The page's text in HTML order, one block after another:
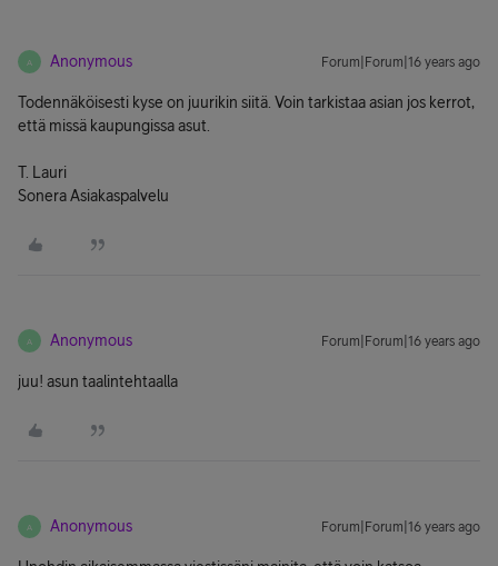
A Anonymous Forum|Forum|16 years ago
Todennäköisesti kyse on juurikin siitä. Voin tarkistaa asian jos kerrot,
että missä kaupungissa asut.
T. Lauri
Sonera Asiakaspalvelu
A Anonymous Forum|Forum|16 years ago
juu! asun taalintehtaalla
A Anonymous Forum|Forum|16 years ago